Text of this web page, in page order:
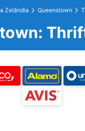
Zelândia Queenstown